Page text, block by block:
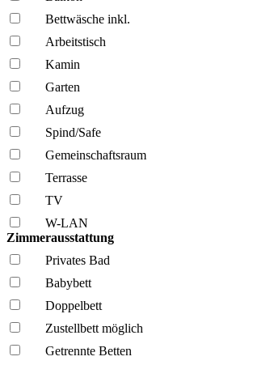
Bettwäsche inkl.
Arbeitstisch
Kamin
Garten
Aufzug
Spind/Safe
Gemeinschafts­raum
Terrasse
TV
W-LAN
Zimmerausstattung
Privates Bad
Babybett
Doppelbett
Zustellbett möglich
Getrennte Betten